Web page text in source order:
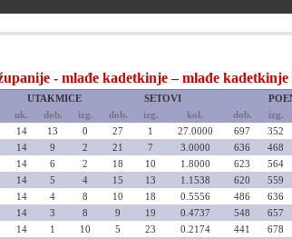
- mlađe kadetkinje – mlađe kadetkinje
UTAKMICE SETOVI
uk. dob. izg. dob. izg. kol. dob. izg.
14 13 0 27 1 27.0000 697 352
14 9 2 21 7 3.0000 636 468
14 6 2 18 10 1.8000 623 564
14 5 4 15 13 1.1538 620 559
14 4 8 10 18 0.5556 486 636
14 3 8 9 19 0.4737 548 657
14 1 10 5 23 0.2174 441 678